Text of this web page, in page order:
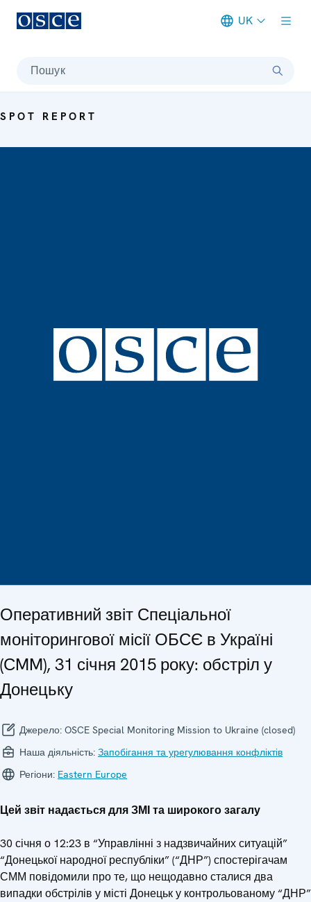
UK
Пошук
SPOT REPORT
Оперативний звіт Спеціальної
моніторингової місії ОБСЄ в Україні
(СMM), 31 січня 2015 року: обстріл у
Донецьку
Джерело: OSCE Special Monitoring Mission to Ukraine (closed)
Наша діяльність: Запобігання та урегулювання конфліктів
Регіони: Eastern Europe
Цей звіт надається для ЗМІ та широкого загалу
30 січня о 12:23 в “Управлінні з надзвичайних ситуацій”
“Донецької народної республіки” (“ДНР”) спостерігачам
СММ повідомили про те, що нещодавно сталися два
випадки обстрілів у місті Донецьк у контрольованому “ДНР”